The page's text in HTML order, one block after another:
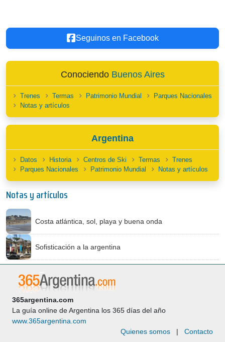
Seguinos en Facebook
Conociendo Buenos Aires
Trenes Termas Patrimonio Mundial
Parques Nacionales
Notas y artículos
Argentina
Datos Historia Centros de Ski Termas
Trenes
Parques Nacionales
Patrimonio Mundial Notas y artículos
Notas y artículos
Costa atlántica, sol, playa y buena onda
Sofisticación a la argentina
365argentina.com
La guía online de Argentina los 365 días del año
www.365argentina.com
Quienes somos | Contacto